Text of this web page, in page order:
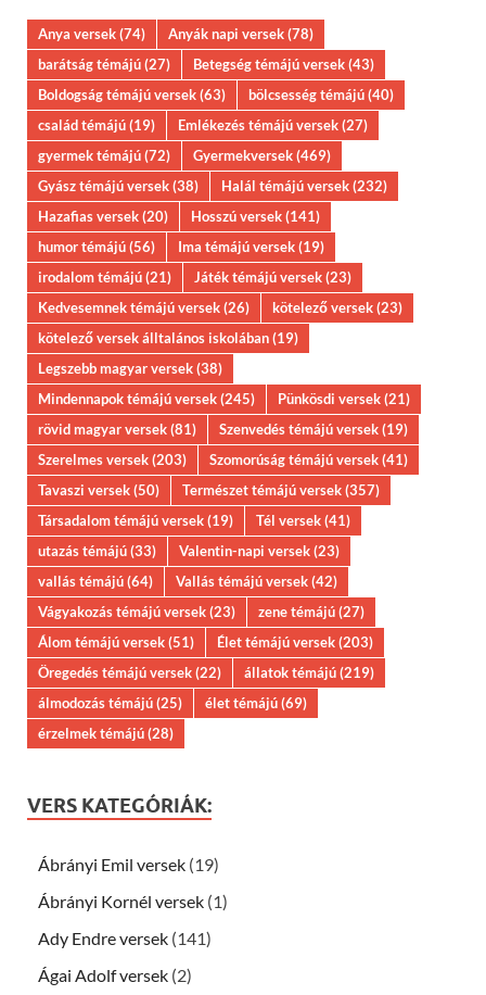
Anya versek(74) Anyák napi versek(78)
barátság témájú(27) Betegség témájú versek(43)
Boldogság témájú versek(63) bölcsesség témájú(40)
család témájú(19) Emlékezés témájú versek(27)
gyermek témájú(72) Gyermekversek(469)
Gyász témájú versek(38) Halál témájú versek(232)
Hazafias versek(20) Hosszú versek(141)
humor témájú(56) Ima témájú versek(19)
irodalom témájú(21) Játék témájú versek(23)
Kedvesemnek témájú versek(26) kötelező versek(23)
kötelező versek álltalános iskolában(19)
Legszebb magyar versek(38)
Mindennapok témájú versek(245) Pünkösdi versek(21)
rövid magyar versek(81) Szenvedés témájú versek(19)
Szerelmes versek(203) Szomorúság témájú versek(41)
Tavaszi versek(50) Természet témájú versek(357)
Társadalom témájú versek(19) Tél versek(41)
utazás témájú(33) Valentin-napi versek(23)
vallás témájú(64) Vallás témájú versek(42)
Vágyakozás témájú versek(23) zene témájú(27)
Álom témájú versek(51) Élet témájú versek(203)
Öregedés témájú versek(22) állatok témájú(219)
álmodozás témájú(25) élet témájú(69)
érzelmek témájú(28)
VERS KATEGÓRIÁK:
Ábrányi Emil versek (19)
Ábrányi Kornél versek (1)
Ady Endre versek (141)
Ágai Adolf versek (2)